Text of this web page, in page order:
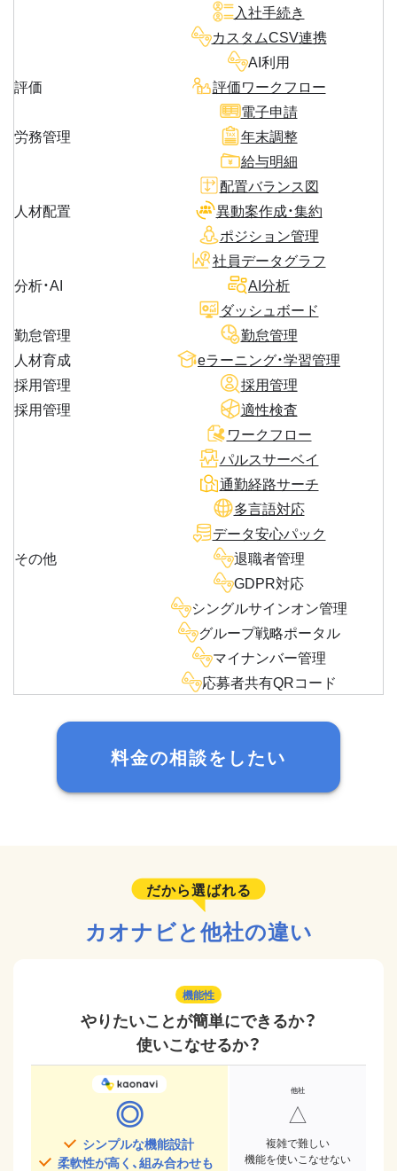
入社手続き
カスタムCSV連携
AI利用
評価
評価ワークフロー
労務管理
電子申請
年末調整
給与明細
人材配置
配置バランス図
異動案作成・集約
ポジション管理
分析・AI
社員データグラフ
AI分析
ダッシュボード
勤怠管理
勤怠管理
人材育成
eラーニング・学習管理
採用管理
採用管理
採用管理
適性検査
その他
ワークフロー
パルスサーベイ
通勤経路サーチ
多言語対応
データ安心パック
退職者管理
GDPR対応
シングルサインオン管理
グループ戦略ポータル
マイナンバー管理
応募者共有QRコード
料金の相談をしたい
だから選ばれる
カオナビと他社の違い
機能性
やりたいことが簡単にできるか？
使いこなせるか？
◎
シンプルな機能設計
柔軟性が高く、組み合わせも
△
複雑で難しい
機能を使いこなせない